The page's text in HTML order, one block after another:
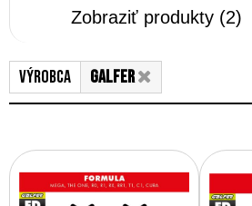
Zobraziť produkty (2)
Výrobca Galfer